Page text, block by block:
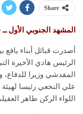
Share
المشهد الجنوبي الأول
أصدرت قبائل أبناء
الرئيس هادي الأخيرة
المقدشي وزيرا للدفاع،
علي النخعي رئيسا لهيئة
اللواء الركن طاهر